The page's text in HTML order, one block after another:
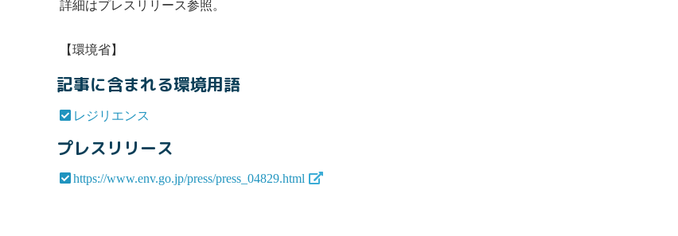
詳細はプレスリリース参照。
【環境省】
記事に含まれる環境用語
レジリエンス
プレスリリース
https://www.env.go.jp/press/press_04829.html